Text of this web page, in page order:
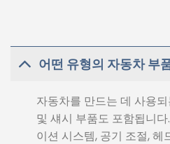
어떤 유형의 자동차 부
자동차를 만드는 데 사용
및 섀시 부품도 포함됩니
이션 시스템, 공기 조절, 헤